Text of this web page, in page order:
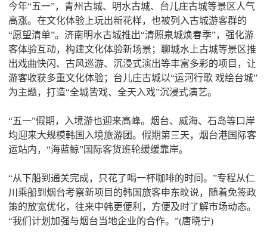
今年“五一”，青州古城、明水古城、台儿庄古城等景区人气
高涨。在文化体验上玩出新花样，也被列入古城游客群的
“愿望清单”。济南明水古城推出“清照泉城焕春季”，强化游
客体验互动，构建文化体验新场景；聊城水上古城等景区推
出戏曲快闪、古风巡游、沉浸式演出等丰富多彩的项目，让
游客收获多重文化体验；台儿庄古城以“运河行歌 戏绘台城”
为主题，打造“全城皆戏、全天入戏”沉浸式演艺。
“五一”假期，入境游也迎来高峰。烟台、威海、石岛等口岸
均迎来大规模韩国入境旅游团。假期第三天，烟台港国际客
运站内，“海蓝鲸”国际客货班轮缓缓靠岸。
“从下船到通关完成，只花了喝一杯咖啡的时间。”专程从仁
川乘船到烟台考察新项目的韩国旅客申东旼说，随着免签政
策的放宽优化，往来中韩更便利，方便及时了解市场动态。
“我们计划加强与烟台当地企业的合作。”(唐晓宁)